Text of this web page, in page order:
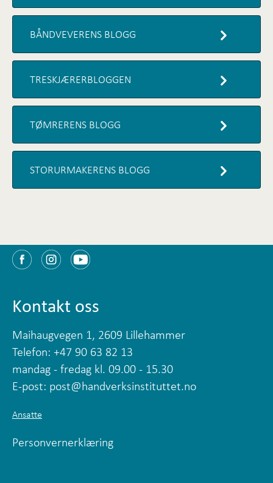
BÅNDVEVERENS BLOGG
TRESKJÆRERBLOGGEN
TØMRERENS BLOGG
STORURMAKERENS BLOGG
Kontakt oss
Maihaugvegen 1, 2609 Lillehammer
Telefon: +47 90 63 82 13
mandag - fredag kl. 09.00 - 15.30
E-post: post@handverksinstituttet.no
Ansatte
Personvernerklæring